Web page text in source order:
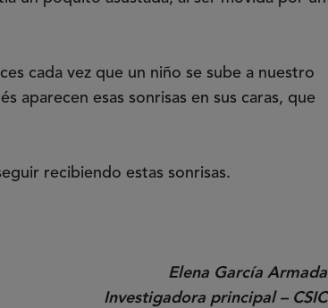
cada vez que un niño se sube a nuestro
aparecen esas sonrisas en sus caras, que
recibiendo estas sonrisas.
Elena García Armada
Investigadora principal – CSIC